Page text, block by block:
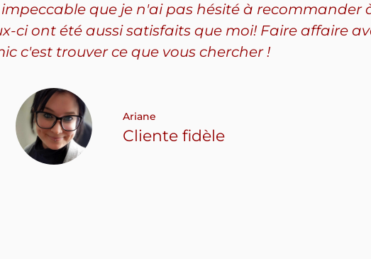
impeccable que je n'ai pas hésité à recommander
ci ont été aussi satisfaits que moi! Faire affaire
c'est trouver ce que vous chercher !
Ariane
Cliente fidèle